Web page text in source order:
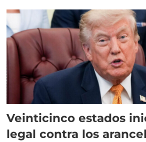
Veinticinco estados
legal contra los